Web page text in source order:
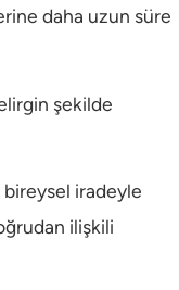
daha uzun süre
şekilde
bireysel iradeyle
ilişkili